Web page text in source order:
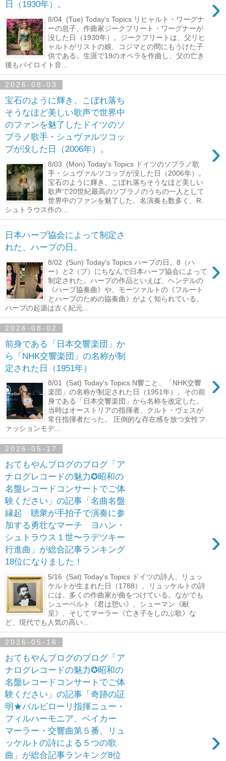
日（1930年）。 ›
8/04 (Tue) Today's Topics リヒャルト・ワーグナ
ーの息子、作曲家ジークフリート・ワーグナーが
没した日（1930年）。ジークフリートは、父リヒ
ャルトがリストの娘、コジマとの間にもうけた子
供である。生涯で19のオペラを作曲し、父の亡き
後もバイロイト音...
2026-08-03
宝石のように輝き、こぼれ落ち
そうなほど美しい歌声で世界中
のファンを魅了したドイツのソ
プラノ歌手・シュヴァルツコッ
プが没した日（2006年）。
›
8/03 (Mon) Today's Topics ドイツのソプラノ歌
手・シュヴァルツコップが没した日（2006年）。
宝石のように輝き、こぼれ落ちそうなほど美しい
歌声で20世紀最高のソプラノのうちの一人として
世界中のファンを魅了した。名演奏も数多く、R.
シュトラウス作の...
日本ハープ協会によって制定さ
れた、ハープの日。
›
8/02 (Sun) Today's Topics ハープの日。8（ハ
ー）と2（プ）にちなんで日本ハープ協会によって
制定された。ハープの作品といえば、ヘンデルの
《ハープ協奏曲》や、モーツァルトの《フルート
とハープのための協奏曲》がよく知られている。
ハープの起源は古く紀元...
2026-08-02
前身である「日本交響楽団」か
ら「NHK交響楽団」の名称が制
定された日（1951年）
›
8/01 (Sat) Today's Topics N響こと、「NHK交響
楽団」の名称が制定された日（1951年）。その前
身である「日本交響楽団」から名称を改定した。
当時はオーストリアの指揮者、クルト・ヴェスが
常任指揮者だった。 圧倒的な存在感を放つ女性フ
ァッションモデ...
2026-05-17
おてもやんブログのブログ「ア
ナログレコードの魅力✪昭和の
名盤レコードコンサートでご体
験ください」の記事「名曲名盤
縁起 聴衆が手拍子で演奏に参
加する勇壮なマーチ ヨハン・
シュトラウス１世〜ラデツキー
行進曲」が総合記事ランキング
18位になりました！
›
5/16 (Sat) Today's Topics ドイツの詩人、リュッ
ケルトが生まれた日（1788）。リュッケルトの詩
には、多くの作曲家が曲をつけている。なかでも
シューベルト《君は憩い》、シューマン《献
呈》、そしてマーラー《亡き子をしのぶ歌》な
ど、現代でも人気の高い...
2026-05-16
おてもやんブログのブログ「ア
ナログレコードの魅力✪昭和の
名盤レコードコンサートでご体
験ください」の記事「奇跡の証
明★バルビローリ指揮ニュー・
フィルハーモニア、ベイカー
マーラー・交響曲第５番、リュ
ッケルトの詩による５つの歌
曲」が総合記事ランキング8位
›